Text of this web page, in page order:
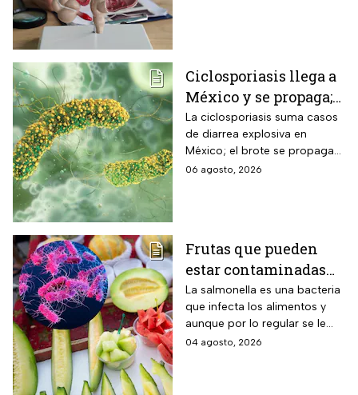
Ciclosporiasis llega a
México y se propaga;
activan protocolos
para revisar frutas y
verduras
La ciclosporiasis suma casos
de diarrea explosiva en
México; el brote se propaga
en el territorio nacional
06 agosto, 2026
Frutas que pueden
estar contaminadas
de salmonella y cómo
protegerte del
contagio
La salmonella es una bacteria
que infecta los alimentos y
aunque por lo regular se le
relaciona con el huevo,
04 agosto, 2026